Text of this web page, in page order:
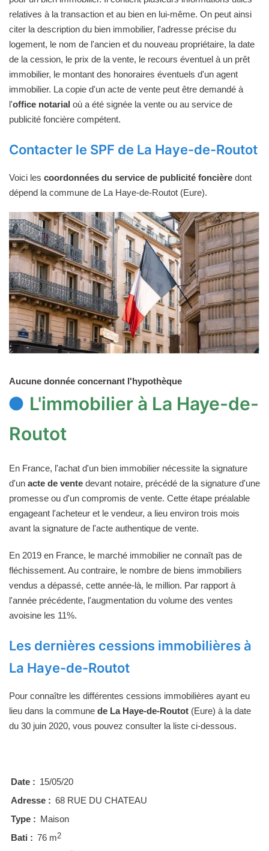
relatives à la transaction et au bien en lui-même. On peut ainsi
citer la description du bien immobilier, l'adresse précise du
logement, le nom de l'ancien et du nouveau propriétaire, la date
de la cession, le prix de la vente, le recours éventuel à un prêt
immobilier, le montant des honoraires éventuels d'un agent
immobilier. La copie d'un acte de vente peut être demandé à
l'office notarial où a été signée la vente ou au service de
publicité foncière compétent.
Contacter le SPF de La Haye-de-Routot
Voici les coordonnées du service de publicité foncière dont
dépend la commune de La Haye-de-Routot (Eure).
Aucune donnée concernant l'hypothèque
L'immobilier à La Haye-de-
Routot
En France, l'achat d'un bien immobilier nécessite la signature
d'un acte de vente devant notaire, précédé de la signature d'une
promesse ou d'un compromis de vente. Cette étape préalable
engageant l'acheteur et le vendeur, a lieu environ trois mois
avant la signature de l'acte authentique de vente.
En 2019 en France, le marché immobilier ne connaît pas de
fléchissement. Au contraire, le nombre de biens immobiliers
vendus a dépassé, cette année-là, le million. Par rapport à
l'année précédente, l'augmentation du volume des ventes
avoisine les 11%.
Les dernières cessions immobilières à
La Haye-de-Routot
Pour connaître les différentes cessions immobilières ayant eu
lieu dans la commune de La Haye-de-Routot (Eure) à la date
du 30 juin 2020, vous pouvez consulter la liste ci-dessous.
Date : 15/05/20
Adresse : 68 RUE DU CHATEAU
Type : Maison
Bati : 76 m2